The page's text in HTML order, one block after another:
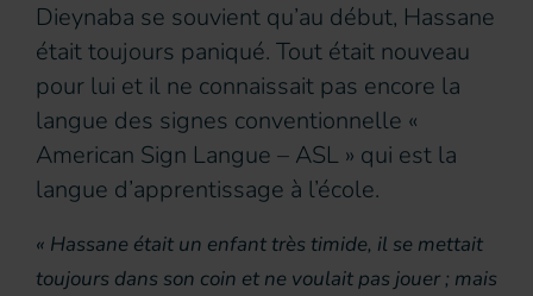
Dieynaba se souvient qu’au début, Hassane
était toujours paniqué. Tout était nouveau
pour lui et il ne connaissait pas encore la
langue des signes conventionnelle «
American Sign Langue – ASL » qui est la
langue d’apprentissage à l’école.
« Hassane était un enfant très timide, il se mettait
toujours dans son coin et ne voulait pas jouer ; mais